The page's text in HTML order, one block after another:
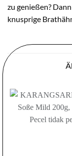
zu genießen?
knusprige